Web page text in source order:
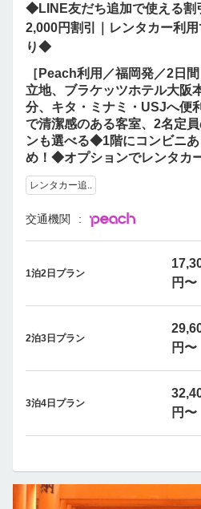
◆LINE友だち追加で使える割
2,000円割引｜レンタカー利
り◆
［Peach利用／福岡発／2日
立地、ブラケッツホテル大
分、キタ・ミナミ・USJへ便
で清潔感のある客室、2名定
ンも選べる◆1階にコンビニ
め！◆オプションでレンタカ
レンタカー追..
交通機関
1泊2日プラン
円〜
2泊3日プラン
円〜
3泊4日プラン
円〜